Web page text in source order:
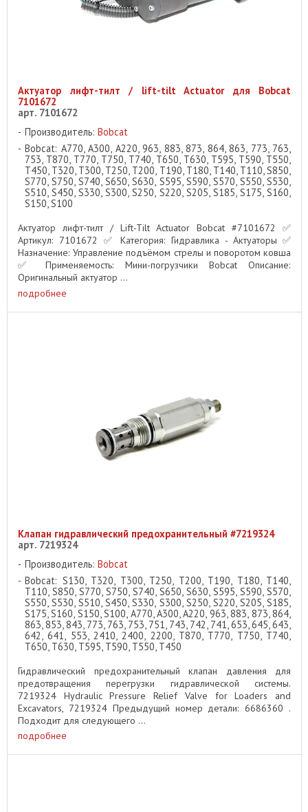
Актуатор лифт-тилт / lift-tilt Actuator для Bobcat
7101672
арт. 7101672
Производитель: Bobcat
Bobcat: A770, A300, A220, 963, 883, 873, 864, 863, 773, 763,
753, T870, T770, T750, T740, T650, T630, T595, T590, T550,
T450, T320, T300, T250, T200, T190, T180, T140, T110, S850,
S770, S750, S740, S650, S630, S595, S590, S570, S550, S530,
S510, S450, S330, S300, S250, S220, S205, S185, S175, S160,
S150, S100
Актуатор лифт-тилт / Lift-Tilt Actuator Bobcat #7101672 ✅
Артикул: 7101672 ✅ Категория: Гидравлика - Актуаторы ✅
Назначение: Управление подъёмом стрелы и поворотом ковша
✅ Применяемость: Мини-погрузчики Bobcat Описание:
Оригинальный актуатор ...
подробнее
Клапан гидравлический предохранительный #7219324
арт. 7219324
Производитель: Bobcat
Bobcat: S130, T320, T300, T250, T200, T190, T180, T140,
T110, S850, S770, S750, S740, S650, S630, S595, S590, S570,
S550, S530, S510, S450, S330, S300, S250, S220, S205, S185,
S175, S160, S150, S100, A770, A300, A220, 963, 883, 873, 864,
863, 853, 843, 773, 763, 753, 751, 743, 742, 741, 653, 645, 643,
642, 641, 553, 2410, 2400, 2200, T870, T770, T750, T740,
T650, T630, T595, T590, T550, T450
Гидравлический предохранительный клапан давления для
предотвращения перегрузки гидравлической системы.
7219324 Hydraulic Pressure Relief Valve for Loaders and
Excavators, 7219324 Предыдущий номер детали: 6686360 .
Подходит для следующего ...
подробнее